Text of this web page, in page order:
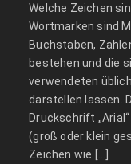
Welche Zeichen
Wortmarken sind
Buchstaben,
bestehen und die
verwendeten
darstellen lassen.
Druckschrift
(groß oder klein
Zeichen wie […]